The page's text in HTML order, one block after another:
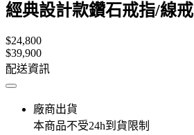
經典設計款鑽石戒指/線戒
$24,800
$39,900
配送資訊
廠商出貨
本商品不受24h到貨限制